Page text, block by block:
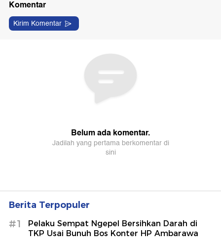
Berita Terpopuler
#1
Pelaku Sempat Ngepel Bersihkan Darah di
TKP Usai Bunuh Bos Konter HP Ambarawa